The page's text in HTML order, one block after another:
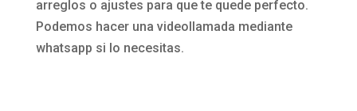
arreglos o ajustes para que te quede perfecto.
Podemos hacer una videollamada mediante
whatsapp si lo necesitas.